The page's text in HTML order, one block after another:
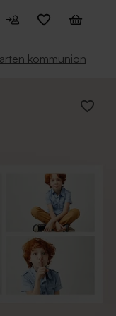
kommunion